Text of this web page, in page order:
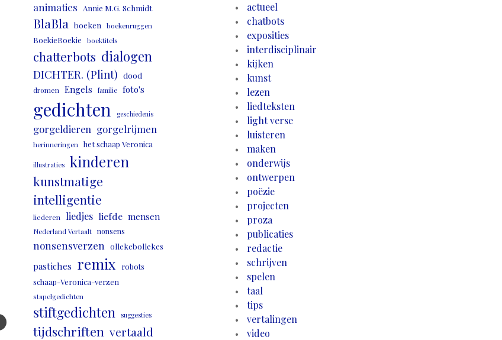
animaties Annie M.G. Schmidt
BlaBla boeken boekenruggen
BoekieBoekie boektitels
chatterbots dialogen
DICHTER. (Plint) dood
dromen Engels familie foto's
gedichten geschiedenis
gorgeldieren gorgelrijmen
herinneringen het schaap Veronica
illustraties kinderen
kunstmatige
intelligentie
liederen liedjes liefde mensen
Nederland Vertaalt nonsens
nonsensverzen ollekebollekes
pastiches remix
robots
schaap-Veronica-verzen
stapelgedichten
stiftgedichten suggesties
tijdschriften vertaald
actueel
chatbots
exposities
interdisciplinair
kijken
kunst
lezen
liedteksten
light verse
luisteren
maken
onderwijs
ontwerpen
poëzie
projecten
proza
publicaties
redactie
schrijven
spelen
taal
tips
vertalingen
video